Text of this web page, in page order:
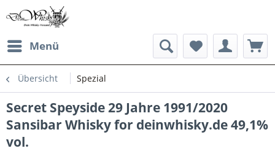
Menü
Übersicht Spezial
Secret Speyside 29 Jahre 1991/2020
Sansibar Whisky for deinwhisky.de 49,1%
vol.